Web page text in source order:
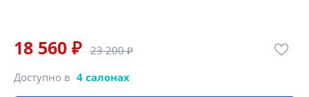
18 560 ₽ 23 200 ₽
Доступно в 4 салонах